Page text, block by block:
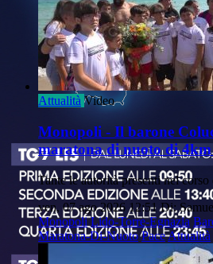
Attualità Video
Monopoli - Il barone
maratona di nuoto di 4km
Tante le autorità presenti nel corso
ven, 07 ago 2026 12:51 Di:
Monopoli Lido-Torre-Egnazia
Maratona-Di-Nuoto PaceAttualità